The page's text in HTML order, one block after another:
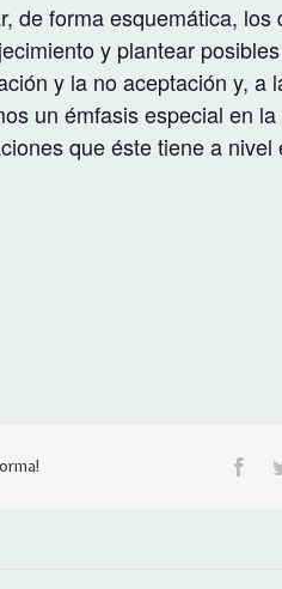
de forma esquemática, los
y plantear
y la no aceptación y, a
un émfasis especial en
que éste tiene a nivel